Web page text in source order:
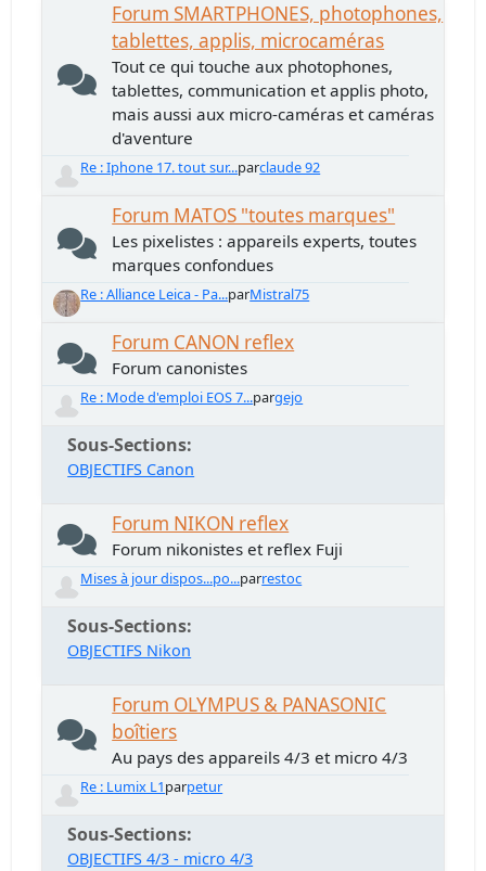
Forum SMARTPHONES, photophones,
tablettes, applis, microcaméras
Tout ce qui touche aux photophones,
tablettes, communication et applis photo,
mais aussi aux micro-caméras et caméras
d'aventure
Re : Iphone 17. tout sur...parclaude 92
Forum MATOS "toutes marques"
Les pixelistes : appareils experts, toutes
marques confondues
Re : Alliance Leica - Pa...parMistral75
Forum CANON reflex
Forum canonistes
Re : Mode d'emploi EOS 7...pargejo
Sous-Sections
OBJECTIFS Canon
Forum NIKON reflex
Forum nikonistes et reflex Fuji
Mises à jour dispos...po...parrestoc
Sous-Sections
OBJECTIFS Nikon
Forum OLYMPUS & PANASONIC
boîtiers
Au pays des appareils 4/3 et micro 4/3
Re : Lumix L1parpetur
Sous-Sections
OBJECTIFS 4/3 - micro 4/3